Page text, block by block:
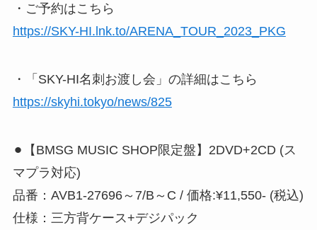
・ご予約はこちら
https://SKY-HI.lnk.to/ARENA_TOUR_2023_PKG
・「SKY-HI名刺お渡し会」の詳細はこちら
https://skyhi.tokyo/news/825
⚫︎【BMSG MUSIC SHOP限定盤】2DVD+2CD (ス
マプラ対応)
品番：AVB1-27696～7/B～C / 価格:¥11,550- (税込)
仕様：三方背ケース+デジパック